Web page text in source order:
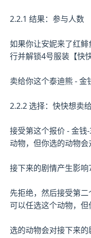
2.2.1 结果：参与人数
如果你让安妮来了红
行并解锁4号服装【快
卖给你这个泰迪熊 - 金
2.2.2 选择：快快想卖
接受第这个报价 - 金钱
动物，但你选的动物会
接下来的剧情产生影响
先拒绝，然后接受第二
可以任选这个动物，但
选的动物会对接下来